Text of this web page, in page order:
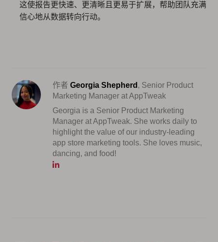
这使报告更快速、更清晰且更易于扩展，帮助团队充满
信心地从数据转向行动。
作者 Georgia Shepherd , Senior Product
Marketing Manager at AppTweak
Georgia is a Senior Product Marketing
Manager at AppTweak. She works daily to
highlight the value of our industry-leading
app store marketing tools. She loves music,
dancing, and food!